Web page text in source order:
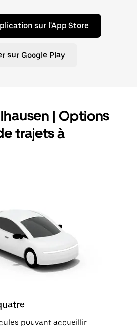
sur l'App Store
sur Google Play
| Options
trajets à
pouvant accueillir